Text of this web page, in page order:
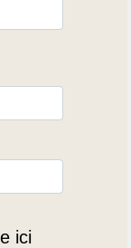
ici